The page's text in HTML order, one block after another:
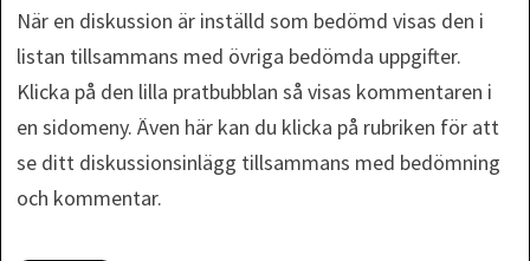
När en diskussion är inställd som bedömd visas den i
listan tillsammans med övriga bedömda uppgifter.
Klicka på den lilla pratbubblan så visas kommentaren i
en sidomeny. Även här kan du klicka på rubriken för att
se ditt diskussionsinlägg tillsammans med bedömning
och kommentar.